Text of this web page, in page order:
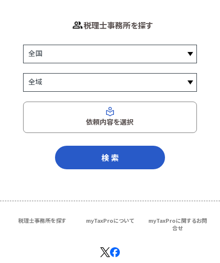
税理士事務所を探す
依頼内容を選択
検 索
税理士事務所を探す myTaxProについて
myTaxProに関するお問
合せ